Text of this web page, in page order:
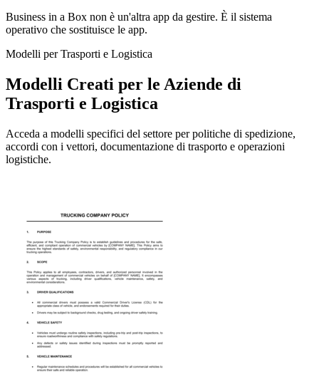
Business in a Box non è un'altra app da gestire. È il sistema
operativo che sostituisce le app.
Modelli per Trasporti e Logistica
Modelli Creati per le Aziende di
Trasporti e Logistica
Acceda a modelli specifici del settore per politiche di spedizione,
accordi con i vettori, documentazione di trasporto e operazioni
logistiche.